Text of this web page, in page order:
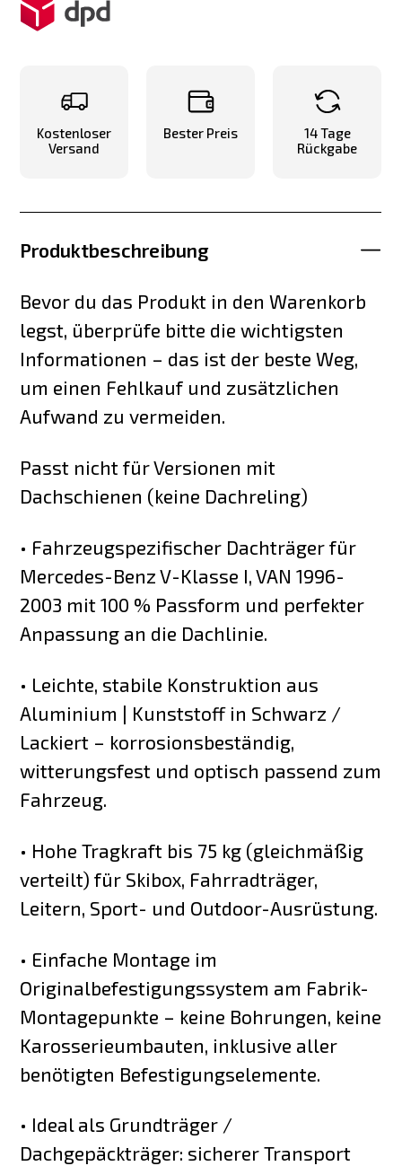
Kostenloser
Versand
Bester Preis
14 Tage
Rückgabe
Produktbeschreibung
Bevor du das Produkt in den Warenkorb
legst, überprüfe bitte die wichtigsten
Informationen – das ist der beste Weg,
um einen Fehlkauf und zusätzlichen
Aufwand zu vermeiden.
Passt nicht für Versionen mit
Dachschienen (keine Dachreling)
• Fahrzeugspezifischer Dachträger für
Mercedes-Benz V-Klasse I, VAN 1996-
2003 mit 100 % Passform und perfekter
Anpassung an die Dachlinie.
• Leichte, stabile Konstruktion aus
Aluminium | Kunststoff in Schwarz /
Lackiert – korrosionsbeständig,
witterungsfest und optisch passend zum
Fahrzeug.
• Hohe Tragkraft bis 75 kg (gleichmäßig
verteilt) für Skibox, Fahrradträger,
Leitern, Sport- und Outdoor-Ausrüstung.
• Einfache Montage im
Originalbefestigungssystem am Fabrik-
Montagepunkte – keine Bohrungen, keine
Karosserieumbauten, inklusive aller
benötigten Befestigungselemente.
• Ideal als Grundträger /
Dachgepäckträger: sicherer Transport